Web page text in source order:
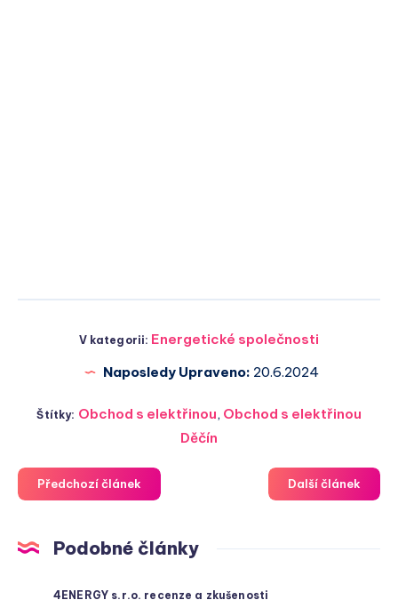
V kategorii: Energetické společnosti
Naposledy Upraveno: 20.6.2024
Štítky: Obchod s elektřinou, Obchod s elektřinou
Děčín
Předchozí článek Další článek
Podobné články
4ENERGY s.r.o. recenze a zkušenosti